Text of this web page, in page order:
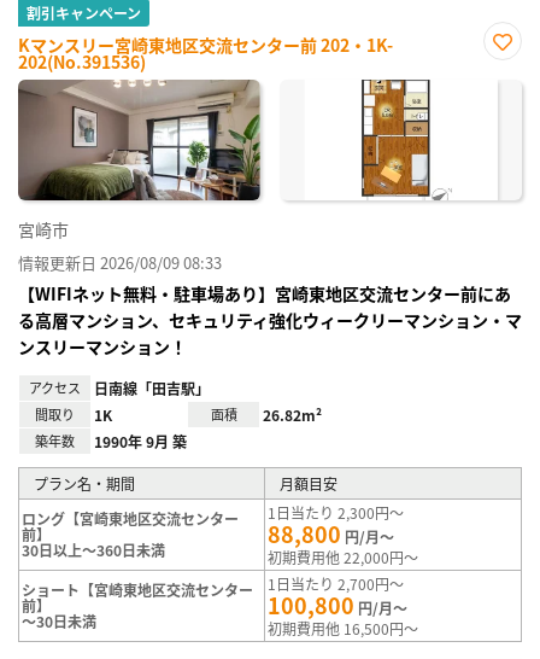
割引キャンペーン
Kマンスリー宮崎東地区交流センター前 202・1K-
202(No.391536)
に入
宮崎市
情報更新日 2026/08/09 08:33
【WIFIネット無料・駐車場あり】宮崎東地区交流センター前にあ
る高層マンション、セキュリティ強化ウィークリーマンション・マ
ンスリーマンション！
アクセス 日南線「田吉駅」
間取り 1K 面積 26.82m²
築年数 1990年 9月 築
プラン名・期間
月額目安
ロング【宮崎東地区交流センター
前】
30日以上～360日未満
1日当たり 2,300円～
88,800 円/月～
初期費用他 22,000円～
ショート【宮崎東地区交流センター
前】
～30日未満
1日当たり 2,700円～
100,800 円/月～
初期費用他 16,500円～